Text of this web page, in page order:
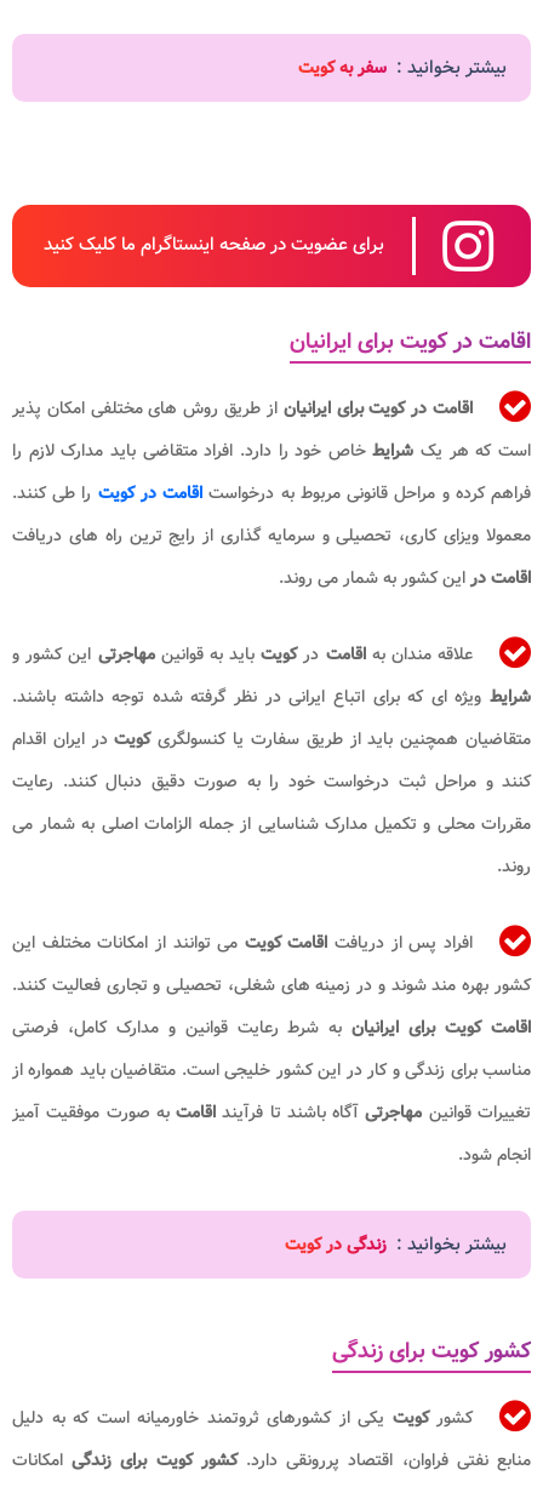
بیشتر بخوانید : سفر به کویت
برای عضویت در صفحه اینستاگرام ما کلیک کنید
اقامت در کویت برای ایرانیان
اقامت در کویت برای ایرانیان از طریق روش های مختلفی امکان پذیر
است که هر یک شرایطخاص خود را دارد. افراد متقاضی باید مدارک لازم را
فراهم کرده و مراحل قانونی مربوط به درخواست اقامت در کویت را طی کنند.
معمولا ویزای کاری، تحصیلی و سرمایه گذاری از رایج ترین راه های دریافت
اقامت دراین کشور به شمار می روند.
علاقه مندان بهاقامت درکویت باید به قوانینمهاجرتی این کشور و
شرایط ویژه ای که برای اتباع ایرانی در نظر گرفته شده توجه داشته باشند.
متقاضیان همچنین باید از طریق سفارت یا کنسولگریکویتدر ایران اقدام
کنند و مراحل ثبت درخواست خود را به صورت دقیق دنبال کنند. رعایت
مقررات محلی و تکمیل مدارک شناسایی از جمله الزامات اصلی به شمار می
روند.
افراد پس از دریافت اقامت کویت می توانند از امکانات مختلف این
کشور بهره مند شوند و در زمینه های شغلی، تحصیلی و تجاری فعالیت کنند.
اقامت کویت برای ایرانیان به شرط رعایت قوانین و مدارک کامل، فرصتی
مناسب برای زندگی و کار در این کشور خلیجی است. متقاضیان باید همواره از
تغییرات قوانین مهاجرتی آگاه باشند تا فرآیند اقامتبه صورت موفقیت آمیز
انجام شود.
بیشتر بخوانید : زندگی در کویت
کشور کویت برای زندگی
کشورکویت یکی از کشورهای ثروتمند خاورمیانه است که به دلیل
منابع نفتی فراوان، اقتصاد پررونقی دارد.کشور کویت برای زندگیامکانات